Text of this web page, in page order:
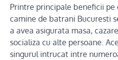
Printre principale beneficii
camine de batrani Bucuresti
a avea asigurata masa,
socializa cu alte persoane.
singurul intrucat intre